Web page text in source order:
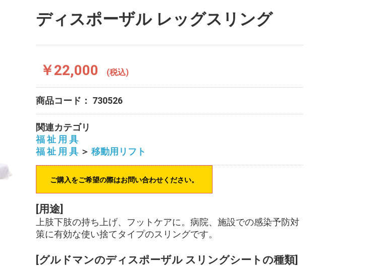
ディスポーザル レッグスリング
￥22,000 (税込)
商品コード： 730526
関連カテゴリ
福 祉 用 具
福 祉 用 具 ＞ 移動用リフト
ご購入をご希望の際はお問い合わせください。
[用途]
上肢下肢の持ち上げ、フットケアに。病院、施設での感染予防対
策に有効な使い捨てタイプのスリングです。
[グルドマンのディスポーザル スリングシートの種類]